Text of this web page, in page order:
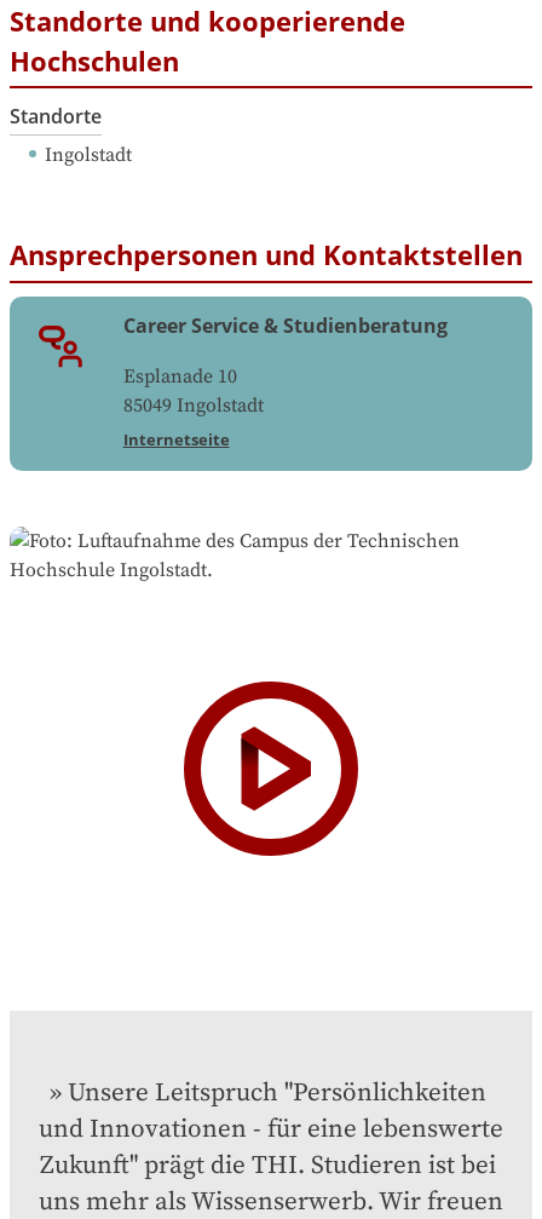
Standorte und kooperierende
Hochschulen
Standorte
Ingolstadt
Ansprechpersonen und Kontaktstellen
Career Service & Studienberatung
Esplanade 10
85049 Ingolstadt
Internetseite
Unsere Leitspruch "Persönlichkeiten
und Innovationen - für eine lebenswerte
Zukunft" prägt die THI. Studieren ist bei
uns mehr als Wissenserwerb. Wir freuen